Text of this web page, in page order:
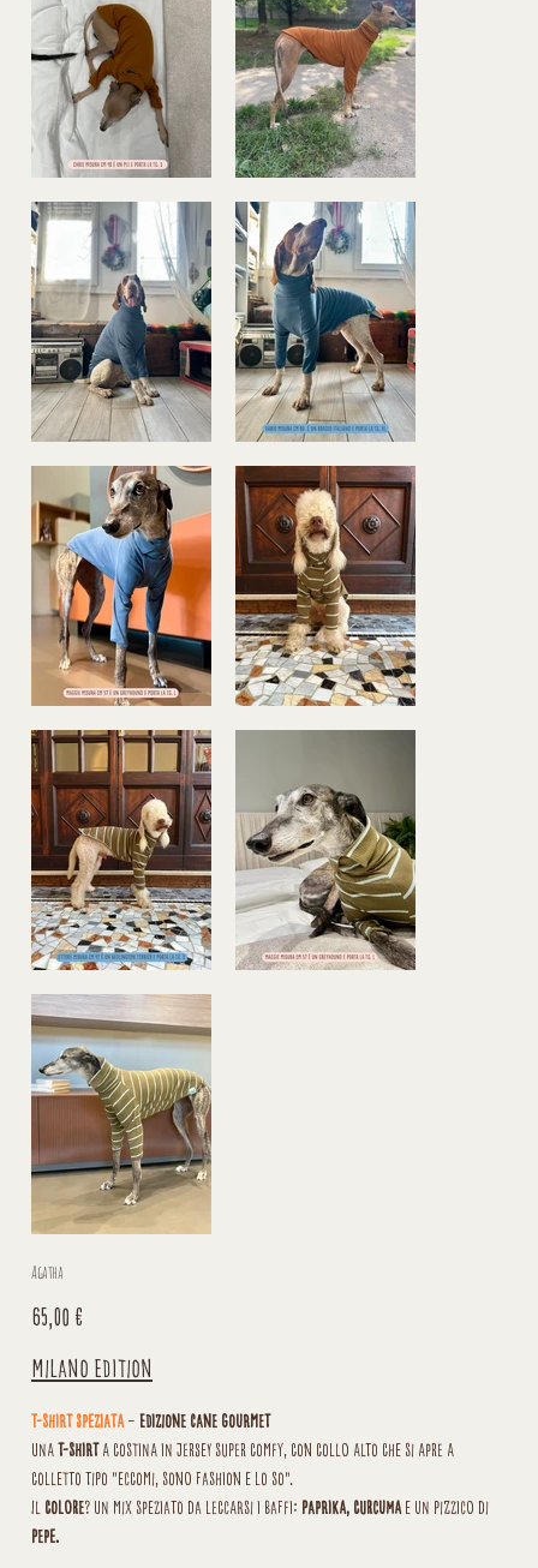
Agatha
65,00 €
Milano Edition
T-shirt Speziata– Edizione Cane Gourmet
Unat-shirta costina in jersey super comfy, con collo alto che si apre a
colletto tipo "eccomi, sono fashion e lo so".
Il colore? Un mix speziato da leccarsi i baffi: paprika, curcumae un pizzico di
pepe.